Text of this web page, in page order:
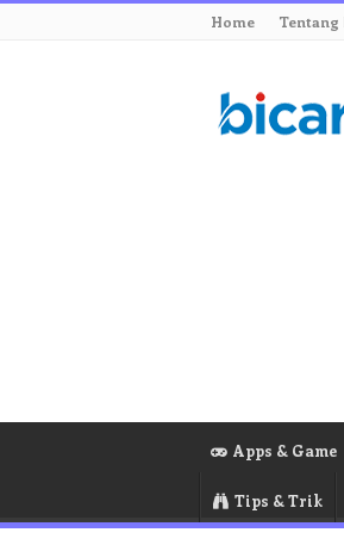
Home Tentang
Apps & Game
Tips & Trik